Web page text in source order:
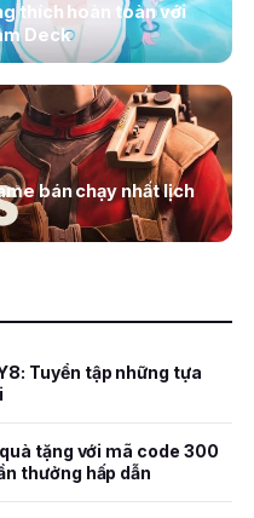
thích hoàn toàn với
Deck
bán chạy nhất lịch
Tuyển tập những tựa
tặng với mã code 300
thưởng hấp dẫn